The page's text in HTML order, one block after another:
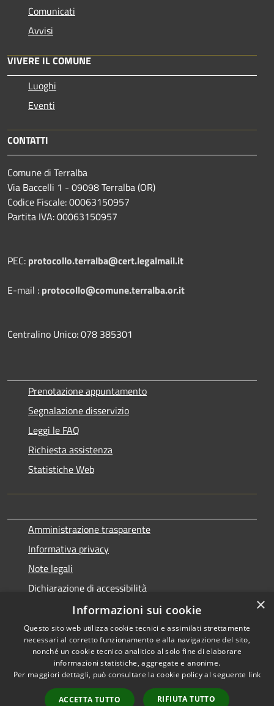
Comunicati
Avvisi
VIVERE IL COMUNE
Luoghi
Eventi
CONTATTI
Comune di Terralba
Via Baccelli 1 - 09098 Terralba (OR)
Codice Fiscale: 00063150957
Partita IVA: 00063150957
PEC: protocollo.terralba@cert.legalmail.it
E-mail : protocollo@comune.terralba.or.it
Centralino Unico: 078 385301
Prenotazione appuntamento
Segnalazione disservizio
Leggi le FAQ
Richiesta assistenza
Statistiche Web
Amministrazione trasparente
Informativa privacy
Note legali
Dichiarazione di accessibilità
Accessibilità
Privacy
Copyright © 2026 • Comune di
Terralba • Powered by
Municipium•Accesso
redazione
×
Informazioni sui cookie
Questo sito web utilizza cookie tecnici e assimilati strettamente
necessari al corretto funzionamento e alla navigazione del sito,
nonché un cookie tecnico analitico al solo fine di elaborare
informazioni statistiche, aggregate e anonime.
Per maggiori dettagli, può consultare la cookie policy al seguente link
ACCETTA TUTTO RIFIUTA TUTTO